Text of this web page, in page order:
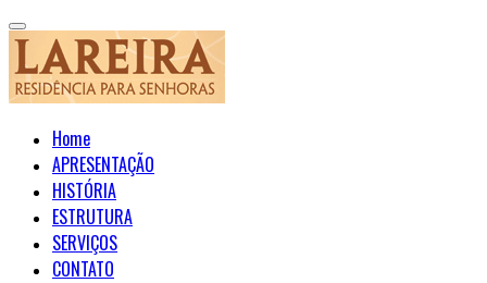
Home
APRESENTAÇÃO
HISTÓRIA
ESTRUTURA
SERVIÇOS
CONTATO